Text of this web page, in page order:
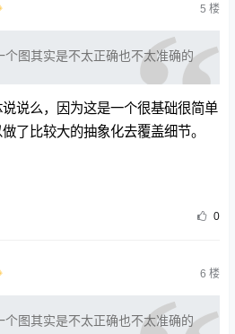
5 楼
个图其实是不太正确也不太准确的
说么，因为这是一个很基础很简单
了比较大的抽象化去覆盖细节。
0
6 楼
个图其实是不太正确也不太准确的